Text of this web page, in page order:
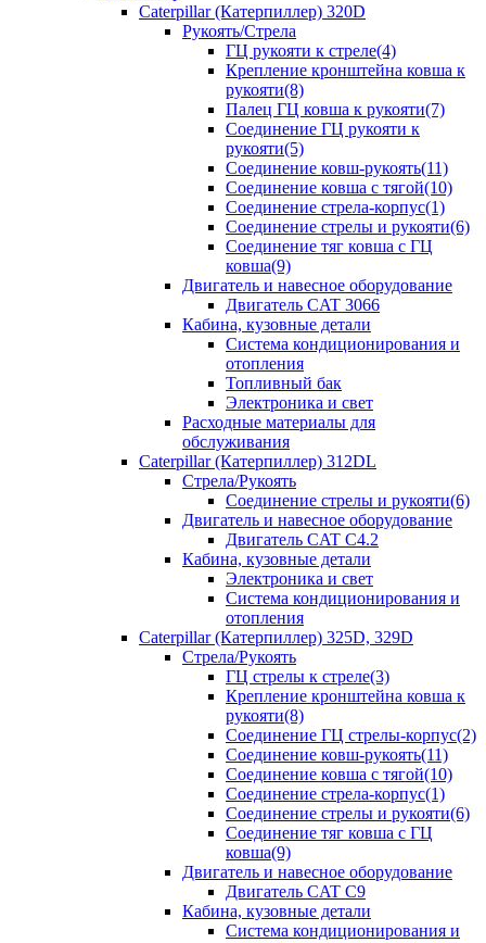
Caterpillar (Катерпиллер) 320D
Рукоять/Стрела
ГЦ рукояти к стреле(4)
Крепление кронштейна ковша к
рукояти(8)
Палец ГЦ ковша к рукояти(7)
Соединение ГЦ рукояти к
рукояти(5)
Соединение ковш-рукоять(11)
Соединение ковша с тягой(10)
Соединение стрела-корпус(1)
Соединение стрелы и рукояти(6)
Соединение тяг ковша с ГЦ
ковша(9)
Двигатель и навесное оборудование
Двигатель CAT 3066
Кабина, кузовные детали
Система кондиционирования и
отопления
Топливный бак
Электроника и свет
Расходные материалы для
обслуживания
Caterpillar (Катерпиллер) 312DL
Стрела/Рукоять
Соединение стрелы и рукояти(6)
Двигатель и навесное оборудование
Двигатель CAT С4.2
Кабина, кузовные детали
Электроника и свет
Система кондиционирования и
отопления
Caterpillar (Катерпиллер) 325D, 329D
Стрела/Рукоять
ГЦ стрелы к стреле(3)
Крепление кронштейна ковша к
рукояти(8)
Соединение ГЦ стрелы-корпус(2)
Соединение ковш-рукоять(11)
Соединение ковша с тягой(10)
Соединение стрела-корпус(1)
Соединение стрелы и рукояти(6)
Соединение тяг ковша с ГЦ
ковша(9)
Двигатель и навесное оборудование
Двигатель CAT C9
Кабина, кузовные детали
Система кондиционирования и